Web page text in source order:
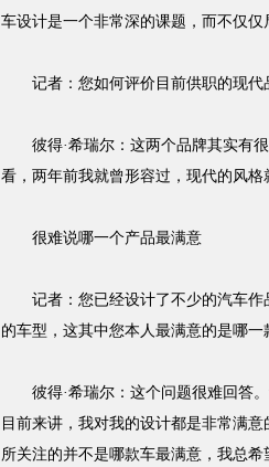
车设计是一个非常深的课题，而不仅仅
记者：您如何评价目前供职的现代
彼得·希瑞尔：这两个品牌其实有很
看，两年前我就曾形容过，现代的风格
很难说哪一个产品最满意
记者：您已经设计了不少的汽车作
的车型，这其中您本人最满意的是哪一
彼得·希瑞尔：这个问题很难回答。
目前来讲，我对我的设计都是非常满
所关注的并不是哪款车最满意，我总希